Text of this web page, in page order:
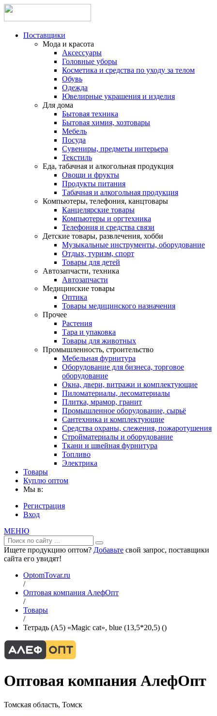
Поставщики
Мода и красота
Аксессуары
Головные уборы
Косметика и средства по уходу за телом
Обувь
Одежда
Ювелирные украшения и изделия
Для дома
Бытовая техника
Бытовая химия, хозтовары
Мебель
Посуда
Сувениры, предметы интерьера
Текстиль
Еда, табачная и алкогольная продукция
Овощи и фрукты
Продукты питания
Табачная и алкогольная продукция
Компьютеры, телефония, канцтовары
Канцелярские товары
Компьютеры и оргтехника
Телефония и средства связи
Детские товары, развлечения, хобби
Музыкальные инструменты, оборудование
Отдых, туризм, спорт
Товары для детей
Автозапчасти, техника
Автозапчасти
Медицинские товары
Оптика
Товары медицинского назначения
Прочее
Растения
Тара и упаковка
Товары для животных
Промышленность, строительство
Мебельная фурнитура
Оборудование для бизнеса, торговое
оборудование
Окна, двери, витражи и комплектующие
Пиломатериалы, лесоматериалы
Плитка, мрамор, гранит
Промышленное оборудование, сырьё
Сантехника и комплектующие
Средства охраны, слежения, пожаротушения
Стройматериалы и оборудование
Ткани и швейная фурнитура
Топливо
Электрика
Товары
Куплю оптом
Мы в:
Регистрация
Вход
МЕНЮ
Ищете продукцию оптом? Добавьте свой запрос, поставщики
сайта его увидят!
OptomTovar.ru
/
Оптовая компания АлефОпт
/
Товары
/
Тетрадь (A5) «Magic cat», blue (13,5*20,5) ()
Оптовая компания АлефОпт
Томская область, Томск